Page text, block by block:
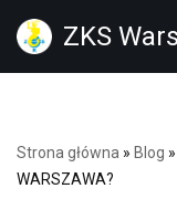
Przejdź
ZKS
Strona główna » Blog »
WARSZAWA?